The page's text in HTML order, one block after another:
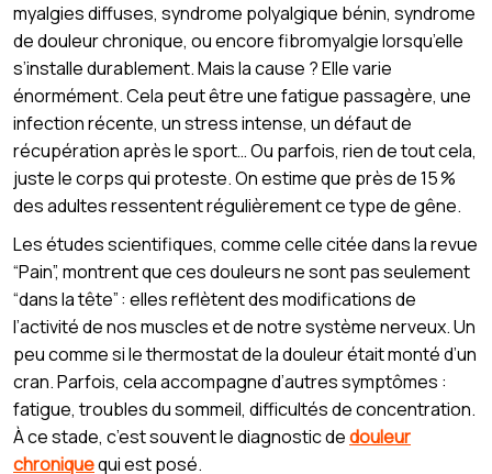
myalgies diffuses, syndrome polyalgique bénin, syndrome
de douleur chronique, ou encore fibromyalgie lorsqu’elle
s’installe durablement. Mais la cause ? Elle varie
énormément. Cela peut être une fatigue passagère, une
infection récente, un stress intense, un défaut de
récupération après le sport… Ou parfois, rien de tout cela,
juste le corps qui proteste. On estime que près de 15 %
des adultes ressentent régulièrement ce type de gêne.
Les études scientifiques, comme celle citée dans la revue
“Pain”, montrent que ces douleurs ne sont pas seulement
“dans la tête” : elles reflètent des modifications de
l’activité de nos muscles et de notre système nerveux. Un
peu comme si le thermostat de la douleur était monté d’un
cran. Parfois, cela accompagne d’autres symptômes :
fatigue, troubles du sommeil, difficultés de concentration.
À ce stade, c’est souvent le diagnostic dedouleur
chroniquequi est posé.